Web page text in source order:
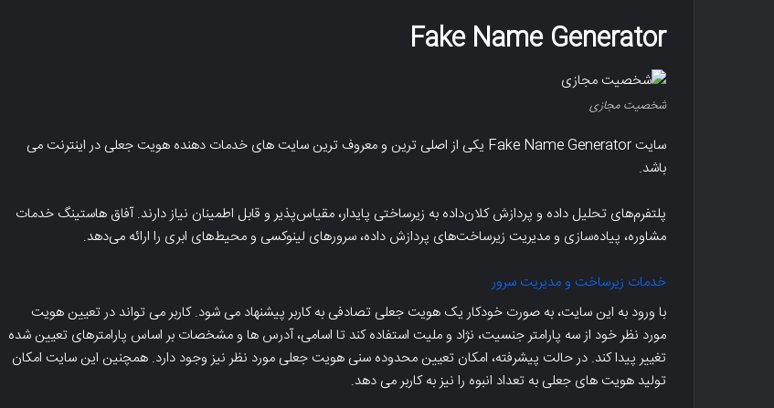
Fake Name Generator
شخصیت مجازی
سایت Fake Name Generator یکی از اصلی ترین و معروف ترین سایت های خدمات دهنده هویت جعلی در اینترنت می
باشد.
پلتفرم‌های تحلیل داده و پردازش کلان‌داده به زیرساختی پایدار، مقیاس‌پذیر و قابل اطمینان نیاز دارند. آفاق هاستینگ خدمات
مشاوره، پیاده‌سازی و مدیریت زیرساخت‌های پردازش داده، سرورهای لینوکسی و محیط‌های ابری را ارائه می‌دهد.
خدمات زیرساخت و مدیریت سرور
با ورود به این سایت، به صورت خودکار یک هویت جعلی تصادفی به کاربر پیشنهاد می شود. کاربر می تواند در تعیین هویت
مورد نظر خود از سه پارامتر جنسیت، نژاد و ملیت استفاده کند تا اسامی، آدرس ها و مشخصات بر اساس پارامترهای تعیین شده
تغییر پیدا کند. در حالت پیشرفته، امکان تعیین محدوده سنی هویت جعلی مورد نظر نیز وجود دارد. همچنین این سایت امکان
تولید هویت های جعلی به تعداد انبوه را نیز به کاربر می دهد.
انبار داده و هوش تجاری -کسب و کار
یا
https
روی
سئو
و
رتبه
وب
سایت
تاثیر ssl یا https بر روی سئو و رتبه وب
سایت
آسیب
پذیر
اینترنت
و
تاثیر
رتبه بندی آسیب پذیر بودن ، آزادی
اینترنت و تاثیر حملات سایبری –
اینفوگرافیک